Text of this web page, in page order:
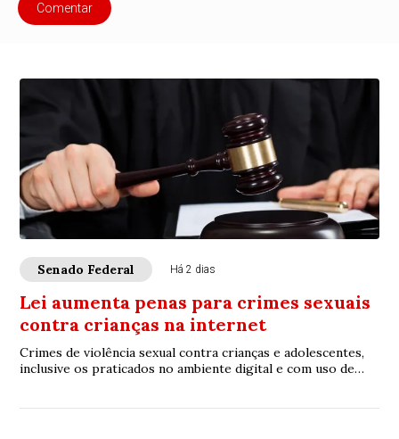
Comentar
Senado Federal Há 2 dias
Lei aumenta penas para crimes sexuais
contra crianças na internet
Crimes de violência sexual contra crianças e adolescentes,
inclusive os praticados no ambiente digital e com uso de